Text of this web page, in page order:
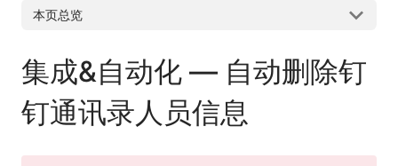
本页总览
集成&自动化 — 自动删除钉
钉通讯录人员信息